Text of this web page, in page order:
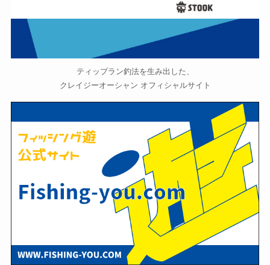
ティップラン釣法を生み出した、
クレイジーオーシャン オフィシャルサイト